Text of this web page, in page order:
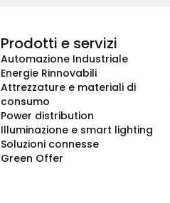
Prodotti e servizi
Automazione Industriale
Energie Rinnovabili
Attrezzature e materiali di
consumo
Power distribution
Illuminazione e smart lighting
Soluzioni connesse
Green Offer